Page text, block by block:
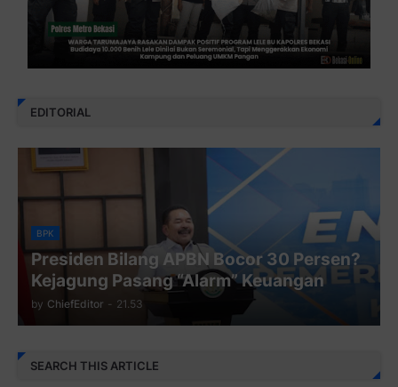
EDITORIAL
BPK
Presiden Bilang APBN Bocor 30 Persen?
Kejagung Pasang “Alarm” Keuangan
by ChiefEditor - 21.53
SEARCH THIS ARTICLE